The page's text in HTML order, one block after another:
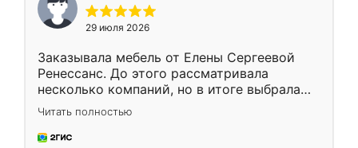
29 июля 2026
Заказывала мебель от Елены Сергеевой
Ренессанс. До этого рассматривала
несколько компаний, но в итоге выбрала
эту. Сначала обговорили условия, потом
приехал замерщик, всё спокойно объяснил
и снял размеры. Изготовили в срок, с
Читать полностью